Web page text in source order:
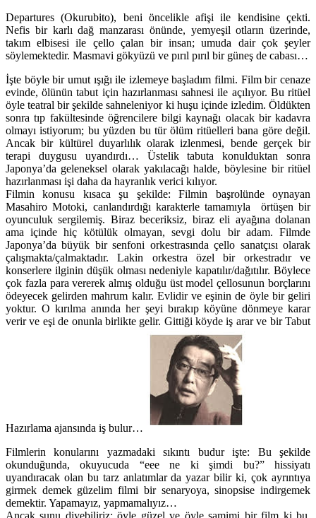
Departures (Okurubito), beni öncelikle afişi ile kendisine çekti.
Nefis bir karlı dağ manzarası önünde, yemyeşil otların üzerinde,
takım elbisesi ile çello çalan bir insan; umuda dair çok şeyler
söylemektedir. Masmavi gökyüzü ve pırıl pırıl bir güneş de cabası…
İşte böyle bir umut ışığı ile izlemeye başladım filmi. Film bir cenaze
evinde, ölünün tabut için hazırlanması sahnesi ile açılıyor. Bu ritüel
öyle teatral bir şekilde sahneleniyor ki huşu içinde izledim. Öldükten
sonra tıp fakültesinde öğrencilere bilgi kaynağı olacak bir kadavra
olmayı istiyorum; bu yüzden bu tür ölüm ritüelleri bana göre değil.
Ancak bir kültürel duyarlılık olarak izlenmesi, bende gerçek bir
terapi duygusu uyandırdı… Üstelik tabuta konulduktan sonra
Japonya’da geleneksel olarak yakılacağı halde, böylesine bir ritüel
hazırlanması işi daha da hayranlık verici kılıyor.
Filmin konusu kısaca şu şekilde: Filmin başrolünde oynayan
Masahiro Motoki, canlandırdığı karakterle tamamıyla örtüşen bir
oyunculuk sergilemiş. Biraz beceriksiz, biraz eli ayağına dolanan
ama içinde hiç kötülük olmayan, sevgi dolu bir adam. Filmde
Japonya’da büyük bir senfoni orkestrasında çello sanatçısı olarak
çalışmakta/çalmaktadır. Lakin orkestra özel bir orkestradır ve
konserlere ilginin düşük olması nedeniyle kapatılır/dağıtılır. Böylece
çok fazla para vererek almış olduğu üst model çellosunun borçlarını
ödeyecek gelirden mahrum kalır. Evlidir ve eşinin de öyle bir geliri
yoktur. O kırılma anında her şeyi bırakıp köyüne dönmeye karar
verir ve eşi de onunla birlikte gelir. Gittiği köyde iş arar ve bir Tabut
Hazırlama ajansında iş bulur…
Filmlerin konularını yazmadaki sıkıntı budur işte: Bu şekilde
okunduğunda, okuyucuda “eee ne ki şimdi bu?” hissiyatı
uyandıracak olan bu tarz anlatımlar da yazar bilir ki, çok ayrıntıya
girmek demek güzelim filmi bir senaryoya, sinopsise indirgemek
demektir. Yapamayız, yapmamalıyız…
Ancak şunu diyebiliriz; öyle güzel ve öyle samimi bir film ki bu,